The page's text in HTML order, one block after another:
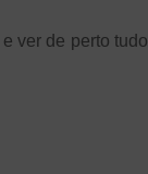
ver de perto tudo